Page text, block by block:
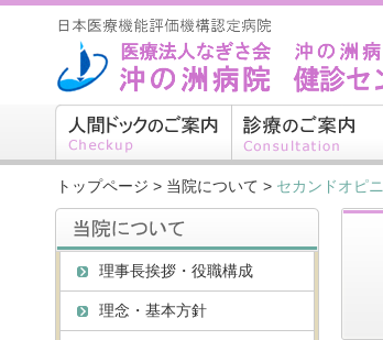
トップページ > 当院について > セカンドオピ
理事長挨拶・役職構成
理念・基本方針